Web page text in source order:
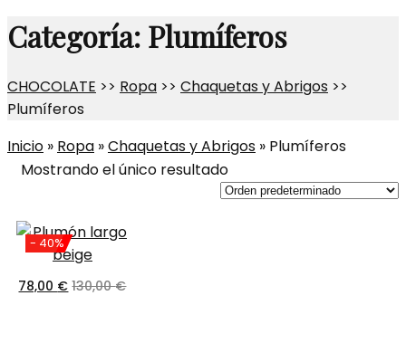
Categoría: Plumíferos
CHOCOLATE >> Ropa >> Chaquetas y Abrigos >>
Plumíferos
Inicio » Ropa »Chaquetas y Abrigos » Plumíferos
Mostrando el único resultado
- 40%
78,00 € 130,00€